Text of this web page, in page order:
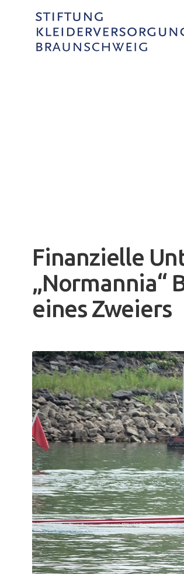
Finanzielle
„Normannia“
eines Zweiers